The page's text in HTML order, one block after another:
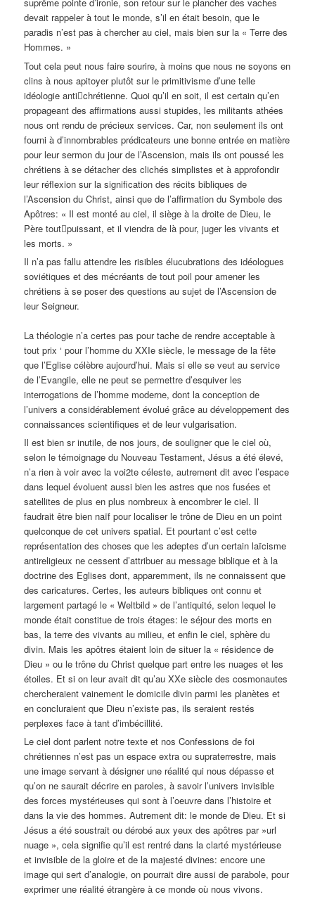
suprême pointe d’ironie, son retour sur le plancher des vaches
devait rappeler à tout le monde, s’il en était besoin, que le
paradis n’est pas à chercher au ciel, mais bien sur la « Terre des
Hommes. »
Tout cela peut nous faire sourire, à moins que nous ne soyons en
clins à nous apitoyer plutôt sur le primitivisme d’une telle
idéologie anti﷓chrétienne. Quoi qu’il en soit, il est certain qu’en
propageant des affirmations aussi stupides, les militants athées
nous ont rendu de précieux services. Car, non seulement ils ont
fourni à d’innombrables prédicateurs une bonne entrée en matière
pour leur sermon du jour de l’Ascension, mais ils ont poussé les
chrétiens à se détacher des clichés simplistes et à approfondir
leur réflexion sur la signification des récits bibliques de
l’Ascension du Christ, ainsi que de l’affirmation du Symbole des
Apôtres: « Il est monté au ciel, il siège à la droite de Dieu, le
Père tout﷓puissant, et il viendra de là pour, juger les vivants et
les morts. »
Il n’a pas fallu attendre les risibles élucubrations des idéologues
soviétiques et des mécréants de tout poil pour amener les
chrétiens à se poser des questions au sujet de l’Ascension de
leur Seigneur.
La théologie n’a certes pas pour tache de rendre acceptable à
tout prix ‘ pour l’homme du XXIe siècle, le message de la fête
que l’Eglise célèbre aujourd’hui. Mais si elle se veut au service
de l’Evangile, elle ne peut se permettre d’esquiver les
interrogations de l’homme moderne, dont la conception de
l’univers a considérablement évolué grâce au développement des
connaissances scientifiques et de leur vulgarisation.
Il est bien sr inutile, de nos jours, de souligner que le ciel où,
selon le témoignage du Nouveau Testament, Jésus a été élevé,
n’a rien à voir avec la voi2te céleste, autrement dit avec l’espace
dans lequel évoluent aussi bien les astres que nos fusées et
satellites de plus en plus nombreux à encombrer le ciel. Il
faudrait être bien naïf pour localiser le trône de Dieu en un point
quelconque de cet univers spatial. Et pourtant c’est cette
représentation des choses que les adeptes d’un certain laïcisme
antireligieux ne cessent d’attribuer au message biblique et à la
doctrine des Eglises dont, apparemment, ils ne connaissent que
des caricatures. Certes, les auteurs bibliques ont connu et
largement partagé le « Weltbild » de l’antiquité, selon lequel le
monde était constitue de trois étages: le séjour des morts en
bas, la terre des vivants au milieu, et enfin le ciel, sphère du
divin. Mais les apôtres étaient loin de situer la « résidence de
Dieu » ou le trône du Christ quelque part entre les nuages et les
étoiles. Et si on leur avait dit qu’au XXe siècle des cosmonautes
chercheraient vainement le domicile divin parmi les planètes et
en concluraient que Dieu n’existe pas, ils seraient restés
perplexes face à tant d’imbécillité.
Le ciel dont parlent notre texte et nos Confessions de foi
chrétiennes n’est pas un espace extra ou supraterrestre, mais
une image servant à désigner une réalité qui nous dépasse et
qu’on ne saurait décrire en paroles, à savoir l’univers invisible
des forces mystérieuses qui sont à l’oeuvre dans l’histoire et
dans la vie des hommes. Autrement dit: le monde de Dieu. Et si
Jésus a été soustrait ou dérobé aux yeux des apôtres par »url
nuage », cela signifie qu’il est rentré dans la clarté mystérieuse
et invisible de la gloire et de la majesté divines: encore une
image qui sert d’analogie, on pourrait dire aussi de parabole, pour
exprimer une réalité étrangère à ce monde où nous vivons.